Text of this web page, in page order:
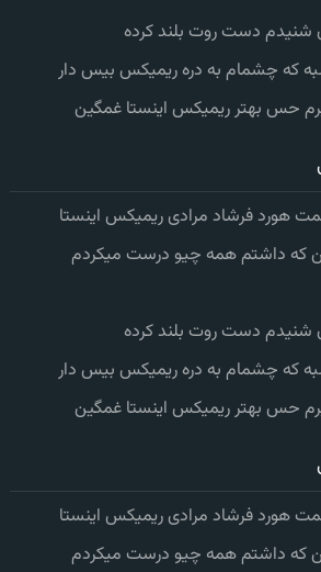
شنیدم دست روت بلند کرده
که چشمام به دره ریمیکس بیس دار
حس بهتر ریمیکس اینستا غمگین
هورد فرشاد مرادی ریمیکس اینستا
که داشتم همه چیو درست میکردم
شنیدم دست روت بلند کرده
که چشمام به دره ریمیکس بیس دار
حس بهتر ریمیکس اینستا غمگین
هورد فرشاد مرادی ریمیکس اینستا
که داشتم همه چیو درست میکردم